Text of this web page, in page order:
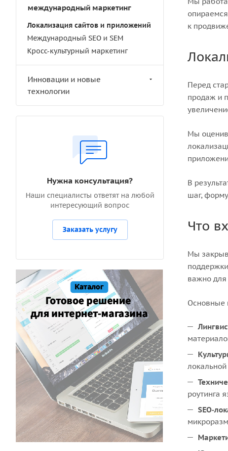
к
Перед
продаж и
Мы
В
шаг,
Что
Мы
важно
Основные
роутинга
международный маркетинг
Локализация сайтов и приложений
Международный SEO и SEM
Кросс-культурный маркетинг
Инновации и новые
технологии
Нужна консультация?
Наши специалисты ответят на любой
интересующий вопрос
Заказать услугу